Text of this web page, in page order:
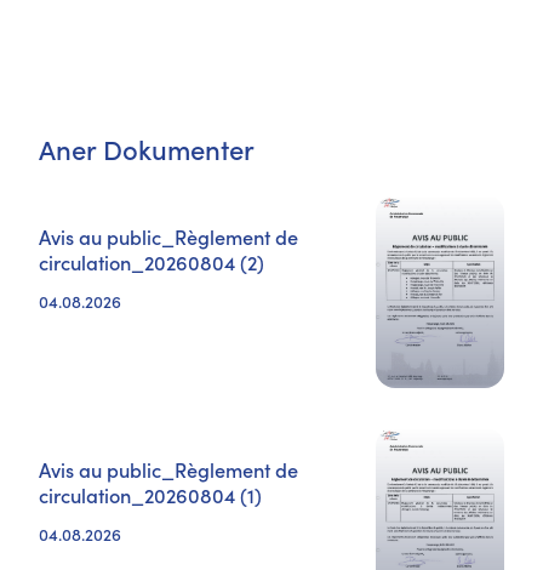
Aner Dokumenter
Avis au public_Règlement de
circulation_20260804 (2)
04.08.2026
Avis au public_Règlement de
circulation_20260804 (1)
04.08.2026